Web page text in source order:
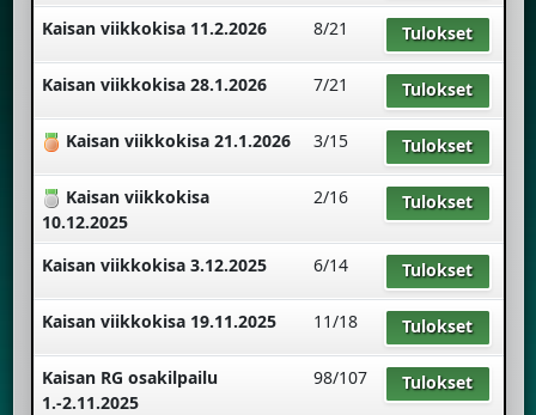
Kaisan viikkokisa 11.2.2026 8/21 Tulokset
Kaisan viikkokisa 28.1.2026 7/21 Tulokset
Kaisan viikkokisa 21.1.2026 3/15 Tulokset
Kaisan viikkokisa
10.12.2025
2/16 Tulokset
Kaisan viikkokisa 3.12.2025 6/14 Tulokset
Kaisan viikkokisa 19.11.2025 11/18 Tulokset
Kaisan RG osakilpailu
1.-2.11.2025
98/107 Tulokset